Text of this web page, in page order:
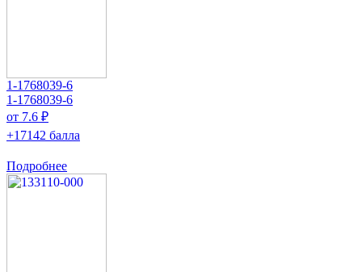
1-1768039-6
1-1768039-6
от 7.6 ₽
+17142 балла
Подробнее